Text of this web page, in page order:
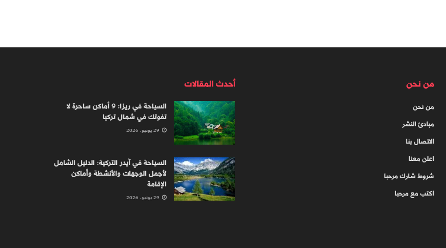
من نحن
من نحن
مبادئ النشر
الاتصال بنا
اعلن معنا
شروط شارك مرحبا
اكتب مع مرحبا
أحدث المقالات
السياحة في ريزا: 9 أماكن ساحرة لا
تفوتك في شمال تركيا
السياحة في آيدر التركية: الدليل الشامل
لأجمل الوجهات والأنشطة وأماكن
الإقامة